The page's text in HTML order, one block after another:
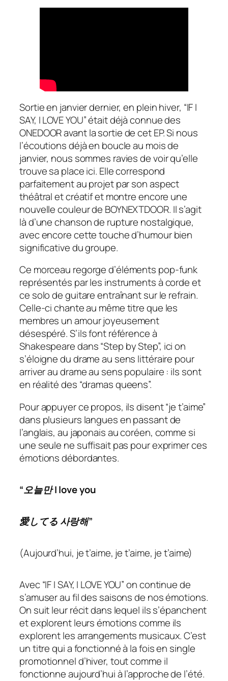
Sortie en janvier dernier, en plein hiver, “IF I
SAY, I LOVE YOU” était déjà connue des
ONEDOOR avant la sortie de cet EP. Si nous
l’écoutions déjà en boucle au mois de
janvier, nous sommes ravies de voir qu’elle
trouve sa place ici. Elle correspond
parfaitement au projet par son aspect
théâtral et créatif et montre encore une
nouvelle couleur de BOYNEXTDOOR. Il s’agit
là d’une chanson de rupture nostalgique,
avec encore cette touche d’humour bien
significative du groupe.
Ce morceau regorge d’éléments pop-funk
représentés par les instruments à corde et
ce solo de guitare entraînant sur le refrain.
Celle-ci chante au même titre que les
membres un amour joyeusement
désespéré. S’ils font référence à
Shakespeare dans “Step by Step”, ici on
s’éloigne du drame au sens littéraire pour
arriver au drame au sens populaire : ils sont
en réalité des “dramas queens”.
Pour appuyer ce propos, ils disent “je t’aime”
dans plusieurs langues en passant de
l’anglais, au japonais au coréen, comme si
une seule ne suffisait pas pour exprimer ces
émotions débordantes.
“오늘만 I love you
愛してる 사랑해”
(Aujourd’hui, je t’aime, je t’aime, je t’aime)
Avec “IF I SAY, I LOVE YOU” on continue de
s’amuser au fil des saisons de nos émotions.
On suit leur récit dans lequel ils s’épanchent
et explorent leurs émotions comme ils
explorent les arrangements musicaux. C’est
un titre qui a fonctionné à la fois en single
promotionnel d’hiver, tout comme il
fonctionne aujourd’hui à l’approche de l’été.